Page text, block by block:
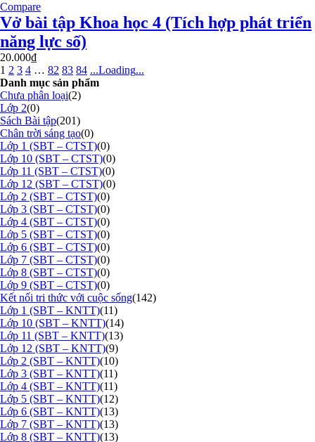
Compare
Vở bài tập Khoa học 4 (Tích hợp phát triển
năng lực số)
20.000₫
1 2 3 4 … 82 83 84 ...Loading...
Danh mục sản phẩm
Chưa phân loại(2)
Lớp 2(0)
Sách Bài tập(201)
Chân trời sáng tạo(0)
Lớp 1 (SBT – CTST)(0)
Lớp 10 (SBT – CTST)(0)
Lớp 11 (SBT – CTST)(0)
Lớp 12 (SBT – CTST)(0)
Lớp 2 (SBT – CTST)(0)
Lớp 3 (SBT – CTST)(0)
Lớp 4 (SBT – CTST)(0)
Lớp 5 (SBT – CTST)(0)
Lớp 6 (SBT – CTST)(0)
Lớp 7 (SBT – CTST)(0)
Lớp 8 (SBT – CTST)(0)
Lớp 9 (SBT – CTST)(0)
Kết nối tri thức với cuộc sống(142)
Lớp 1 (SBT – KNTT)(11)
Lớp 10 (SBT – KNTT)(14)
Lớp 11 (SBT – KNTT)(13)
Lớp 12 (SBT – KNTT)(9)
Lớp 2 (SBT – KNTT)(10)
Lớp 3 (SBT – KNTT)(11)
Lớp 4 (SBT – KNTT)(11)
Lớp 5 (SBT – KNTT)(12)
Lớp 6 (SBT – KNTT)(13)
Lớp 7 (SBT – KNTT)(13)
Lớp 8 (SBT – KNTT)(13)